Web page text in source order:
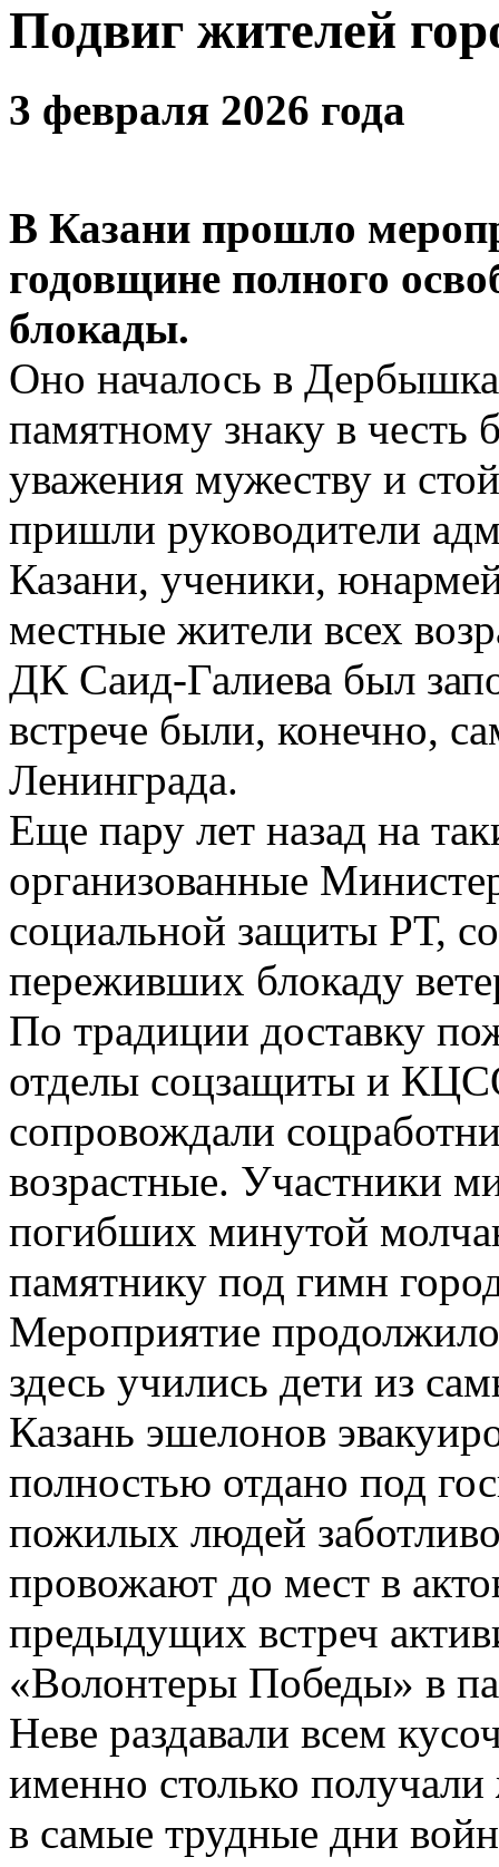
Подвиг жителей
3 февраля 2026 года
В Казани прошло
годовщине полного
блокады.
Оно началось в
памятному знаку в честь
уважения мужеству и
пришли руководители
Казани, ученики,
местные жители всех
ДК Саид-Галиева был
встрече были, конечно,
Ленинграда.
Еще пару лет назад на
организованные
социальной защиты РТ,
переживших блокаду
По традиции доставку
отделы соцзащиты и
сопровождали
возрастные. Участники
погибших минутой
памятнику под гимн
Мероприятие
здесь учились дети из
Казань эшелонов
полностью отдано под
пожилых людей
провожают до мест в
предыдущих встреч
«Волонтеры Победы» в
Неве раздавали всем
именно столько
в самые трудные дни